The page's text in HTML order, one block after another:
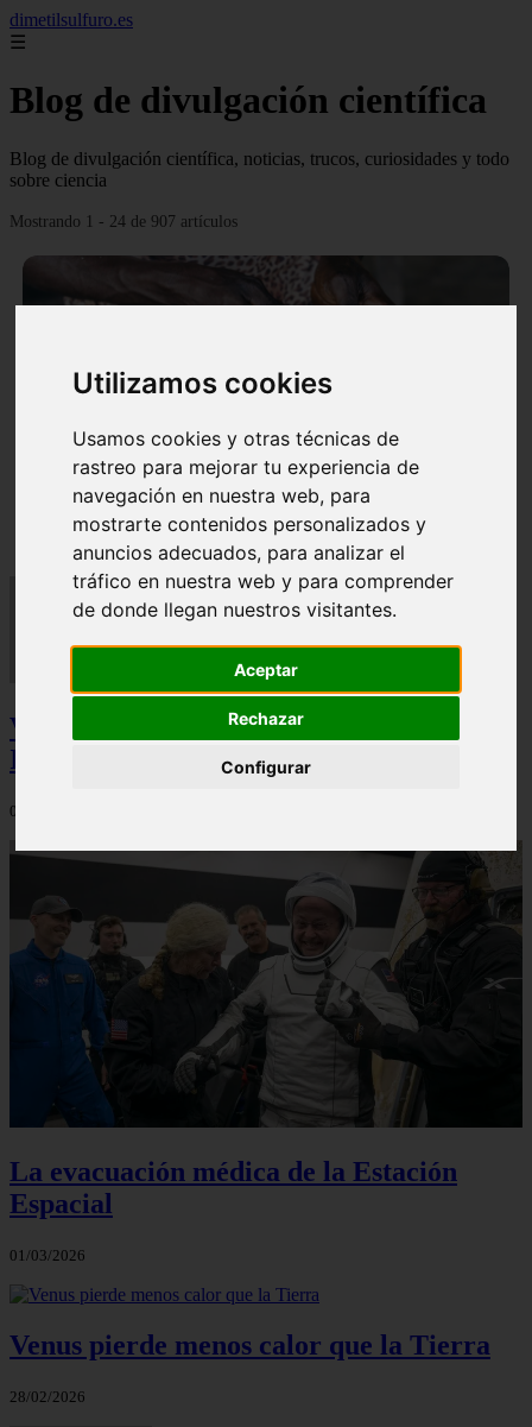
Utilizamos cookies
Usamos cookies y otras técnicas de
rastreo para mejorar tu experiencia de
navegación en nuestra web, para
mostrarte contenidos personalizados y
anuncios adecuados, para analizar el
tráfico en nuestra web y para comprender
de donde llegan nuestros visitantes.
Aceptar
Rechazar
Configurar
dimetilsulfuro.es
☰
Blog de divulgación científica
Blog de divulgación científica, noticias, trucos, curiosidades y todo
sobre ciencia
Mostrando 1 - 24 de 907 artículos
En África harán lo que parecía imposible: Utilizarán
moléculas de agua para cocinar sus alimentos
Video Advertencias desde la cúspide de la
IA: Hinton y el posible colapso social
06/03/2026
La evacuación médica de la Estación
Espacial
01/03/2026
Venus pierde menos calor que la Tierra
28/02/2026